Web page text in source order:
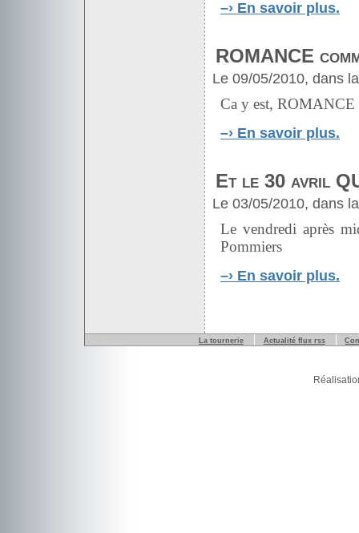
–› En savoir plus.
ROMANCE
Le 09/05/2010, dans
Ca y est, ROMANCE
–› En savoir plus.
Et le 30 avril
Le 03/05/2010, dans
Le vendredi après
Pommiers
–› En savoir plus.
La tournerie Actualité flux rss